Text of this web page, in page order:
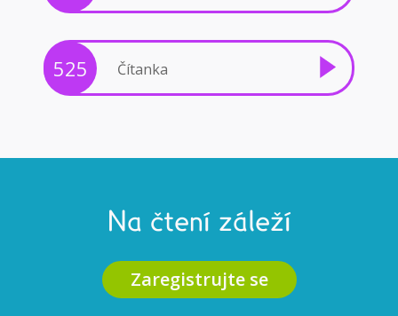
525 Čítanka
Na čtení záleží
Zaregistrujte se